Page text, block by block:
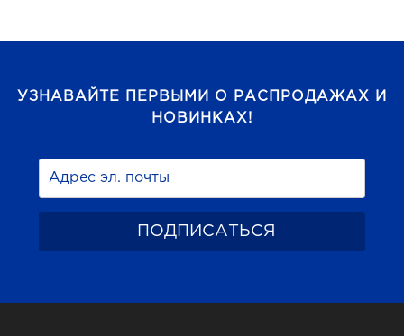
УЗНАВАЙТЕ ПЕРВЫМИ О РАСПРОДАЖАХ И
НОВИНКАХ!